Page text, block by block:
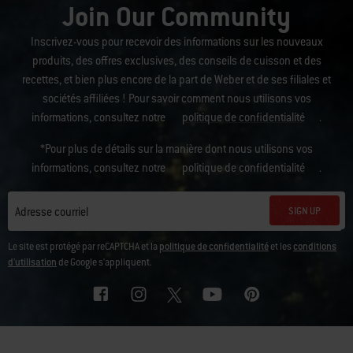
Join Our Community
Inscrivez-vous pour recevoir des informations sur les nouveaux
produits, des offres exclusives, des conseils de cuisson et des
recettes, et bien plus encore de la part de Weber et de ses filiales et
sociétés affiliées ! Pour savoir comment nous utilisons vos
informations, consultez notre
politique de confidentialité .
*Pour plus de détails sur la manière dont nous utilisons vos
informations, consultez notre
politique de confidentialité .
Adresse courriel SIGN UP
Le site est protégé par reCAPTCHA et la politique de confidentialitéet les conditions
d'utilisation de Google s'appliquent.